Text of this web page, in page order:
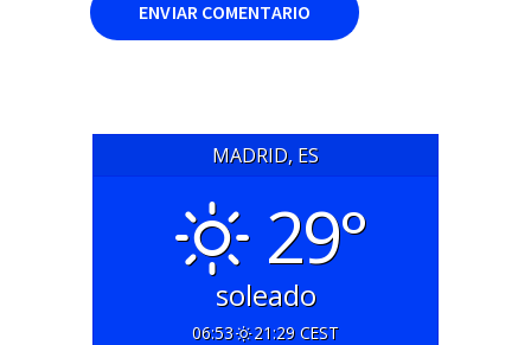
MADRID, ES
29°
soleado
06:53 21:29 CEST